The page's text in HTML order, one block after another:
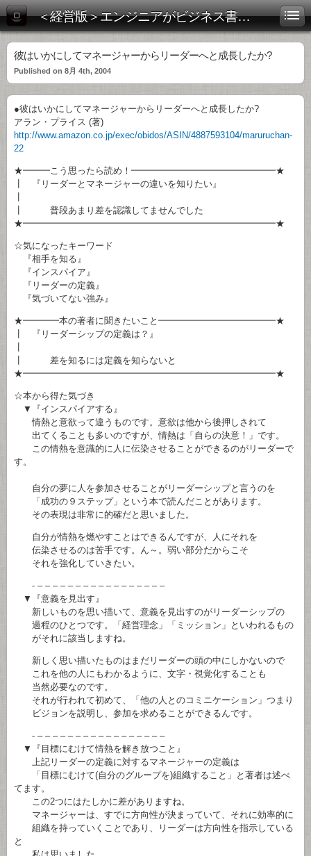
＜経営版＞エンジニアがビジネス書を斬る！
彼はいかにしてマネージャーからリーダーへと成長したか?
Published on 8月 4th, 2004
●彼はいかにしてマネージャーからリーダーへと成長したか?
アラン・プライス (著)
http://www.amazon.co.jp/exec/obidos/ASIN/4887593104/maruruchan-
22
★━━━こう思ったら読め！━━━━━━━━━━━━━━━━★
┃ 『リーダーとマネージャーの違いを知りたい』
┃ 普段あまり差を認識してませんでした
★━━━━━━━━━━━━━━━━━━━━━━━━━━━━★
☆気になったキーワード
『相手を知る』
『インスパイア』
『リーダーの定義』
『気づいてない強み』
★━━━━本の著者に聞きたいこと━━━━━━━━━━━━━★
┃ 『リーダーシップの定義は？』
┃ 差を知るには定義を知らないと
★━━━━━━━━━━━━━━━━━━━━━━━━━━━━★
☆本から得た気づき
▼『インスパイアする』
情熱と意欲って違うものです。意欲は他から後押しされて
出てくることも多いのですが、情熱は「自らの決意！」です。
この情熱を意識的に人に伝染させることができるのがリーダーで
す。
自分の夢に人を参加させることがリーダーシップと言うのを
「成功の９ステップ」という本で読んだことがあります。
その表現は非常に的確だと思いました。
自分が情熱を燃やすことはできるんですが、人にそれを
伝染させるのは苦手です。ん～。弱い部分だからこそ
それを強化していきたい。
- – – – – – – – – – – – – – – – – –
▼『意義を見出す』
新しいものを思い描いて、意義を見出すのがリーダーシップの
過程のひとつです。「経営理念」「ミッション」といわれるもの
がそれに該当しますね。
新しく思い描いたものはまだリーダーの頭の中にしかないので
これを他の人にもわかるように、文字・視覚化することも
当然必要なのです。
それが行われて初めて、「他の人とのコミニケーション」つまり
ビジョンを説明し、参加を求めることができるんです。
- – – – – – – – – – – – – – – – – –
▼『目標にむけて情熱を解き放つこと』
上記リーダーの定義に対するマネージャーの定義は
「目標にむけて(自分のグループを)組織すること」と著者は述べ
てます。
この2つにはたしかに差がありますね。
マネージャーは、すでに方向性が決まっていて、それに効率的に
組織を持っていくことであり、リーダーは方向性を指示している
と